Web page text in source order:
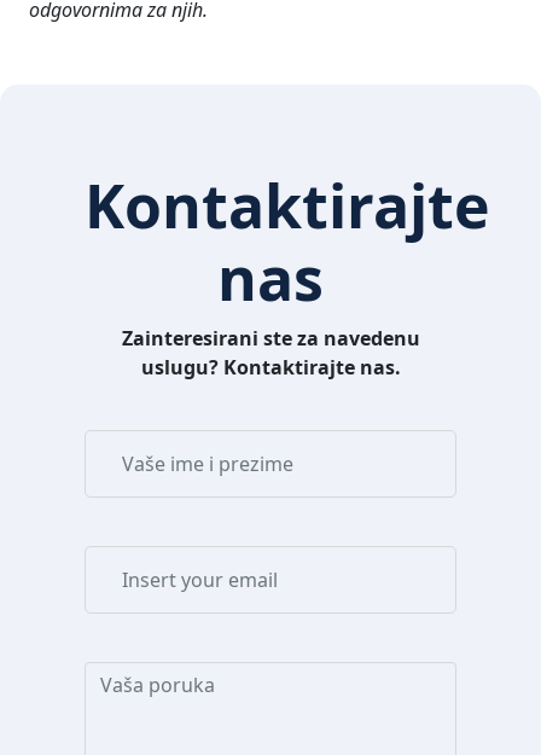
odgovornima za njih.
Kontaktirajte
nas
Zainteresirani ste za navedenu
uslugu? Kontaktirajte nas.